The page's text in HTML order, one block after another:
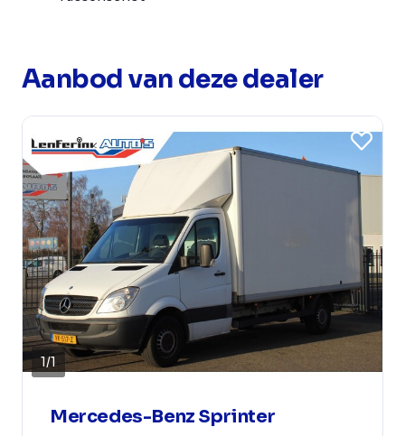
Aanbod van deze dealer
1/1
Mercedes-Benz Sprinter